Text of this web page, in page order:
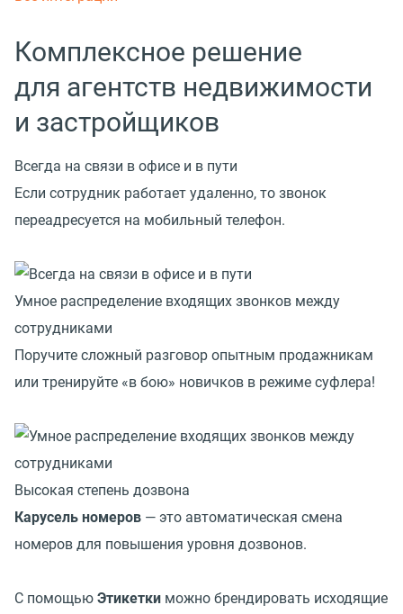
Комплексное решение
для агентств недвижимости
и застройщиков
Всегда на связи в офисе и в пути
Если сотрудник работает удаленно, то звонок
переадресуется на мобильный телефон.
Умное распределение входящих звонков между
сотрудниками
Поручите сложный разговор опытным продажникам
или тренируйте «в бою» новичков в режиме суфлера!
Высокая степень дозвона
Карусель номеров — это автоматическая смена
номеров для повышения уровня дозвонов.
С помощью Этикетки можно брендировать исходящие